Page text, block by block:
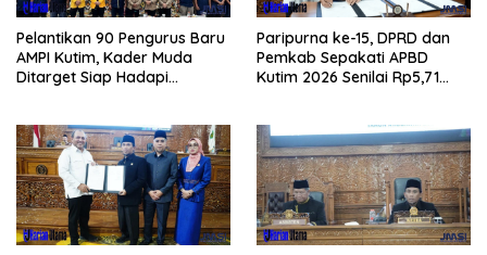
Pelantikan 90 Pengurus Baru
AMPI Kutim, Kader Muda
Ditarget Siap Hadapi
Paripurna ke-15, DPRD dan
Pemkab Sepakati APBD
Kutim 2026 Senilai Rp5,71